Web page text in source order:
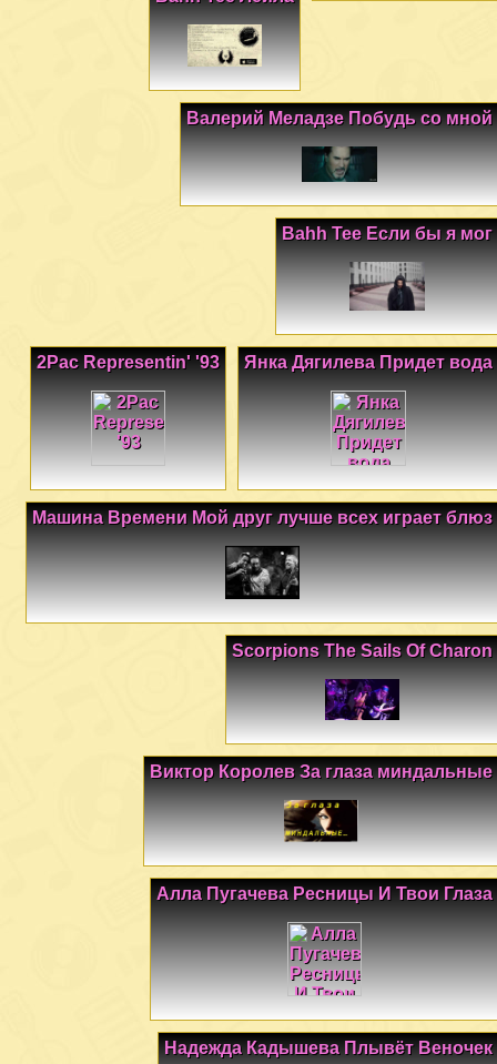
Валерий Меладзе Побудь со мной
Bahh Tee Если бы я мог
Янка Дягилева Придет вода
2Pac Representin' '93
Машина Времени Мой друг лучше всех играет блюз
Scorpions The Sails Of Charon
Виктор Королев За глаза миндальные
Алла Пугачева Ресницы И Твои Глаза
Надежда Кадышева Плывёт Веночек